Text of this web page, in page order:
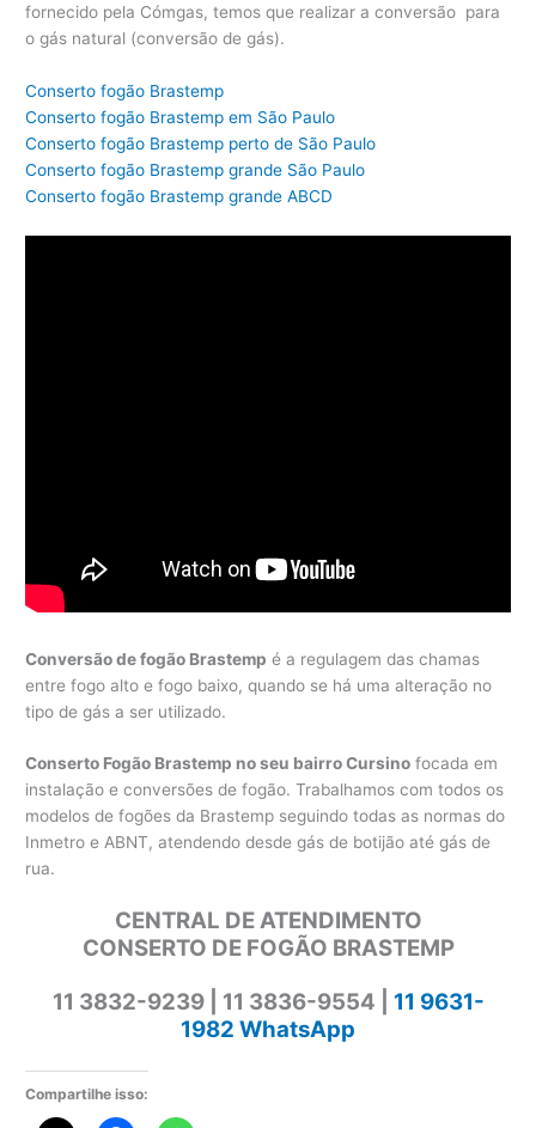
fornecido pela Cómgas, temos que realizar a conversão para
o gás natural (conversão de gás).
Conserto fogão Brastemp
Conserto fogão Brastemp em São Paulo
Conserto fogão Brastemp perto de São Paulo
Conserto fogão Brastemp grande São Paulo
Conserto fogão Brastemp grande ABCD
Conversão de fogão Brastemp é a regulagem das chamas
entre fogo alto e fogo baixo, quando se há uma alteração no
tipo de gás a ser utilizado.
Conserto Fogão Brastemp no seu bairro Cursino focada em
instalação e conversões de fogão. Trabalhamos com todos os
modelos de fogões da Brastemp seguindo todas as normas do
Inmetro e ABNT, atendendo desde gás de botijão até gás de
rua.
CENTRAL DE ATENDIMENTO
CONSERTO DE FOGÃO BRASTEMP
11 3832-9239 | 11 3836-9554 | 11 9631-
1982 WhatsApp
Compartilhe isso: